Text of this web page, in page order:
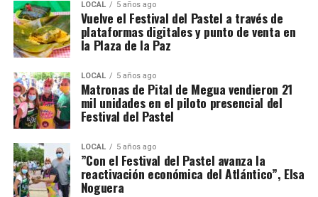
LOCAL 5 años ago
Vuelve el Festival del Pastel a través de
plataformas digitales y punto de venta en
la Plaza de la Paz
LOCAL 5 años ago
Matronas de Pital de Megua vendieron 21
mil unidades en el piloto presencial del
Festival del Pastel
LOCAL 5 años ago
”Con el Festival del Pastel avanza la
reactivación económica del Atlántico”, Elsa
Noguera